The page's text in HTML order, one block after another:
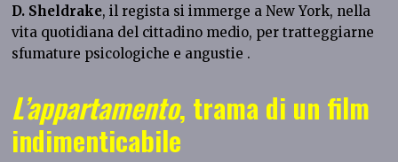
D. Sheldrake, il regista si immerge a New York, nella
vita quotidiana del cittadino medio, per tratteggiarne
sfumature psicologiche e angustie .
L’appartamento, trama di un film
indimenticabile